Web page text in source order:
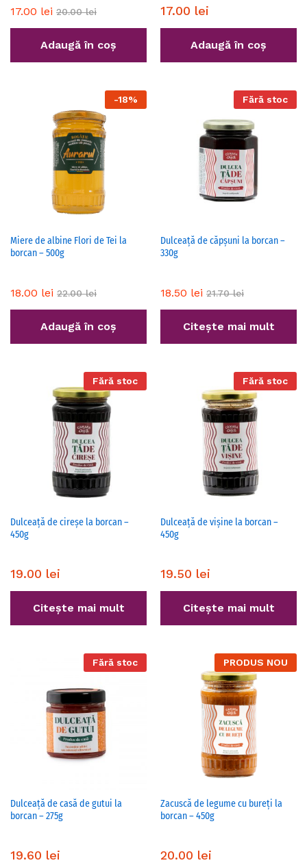
17.00 lei 20.00lei
Adaugă în coș
17.00 lei
Adaugă în coș
-18%
Miere de albine Flori de Tei la
borcan – 500g
18.00 lei 22.00lei
Adaugă în coș
Fără stoc
Dulceață de căpșuni la borcan –
330g
18.50 lei 21.70lei
Citește mai mult
Fără stoc
Dulceață de cireșe la borcan –
450g
19.00 lei
Citește mai mult
Fără stoc
Dulceață de vișine la borcan –
450g
19.50 lei
Citește mai mult
Fără stoc
Dulceață de casă de gutui la
borcan – 275g
19.60 lei
PRODUS NOU
Zacuscă de legume cu bureți la
borcan – 450g
20.00 lei